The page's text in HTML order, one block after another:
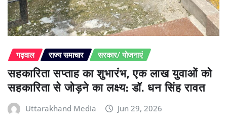
गढ़वाल राज्य समाचार सरकार/ योजनाएं
सहकारिता सप्ताह का शुभारंभ, एक लाख युवाओं को
सहकारिता से जोड़ने का लक्ष्य: डॉ. धन सिंह रावत
Uttarakhand Media Jun 29, 2026